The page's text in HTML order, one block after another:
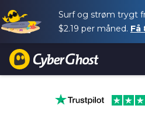
Surf og strøm trygt
$2.19 per måned. Få